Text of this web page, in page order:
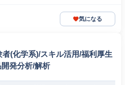
気になる
者(化学系)/スキル活用/福利厚生
発分析/解析